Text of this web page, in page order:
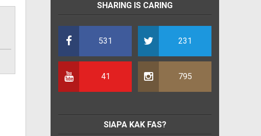
SHARING IS CARING
531 231
41 795
SIAPA KAK FAS?